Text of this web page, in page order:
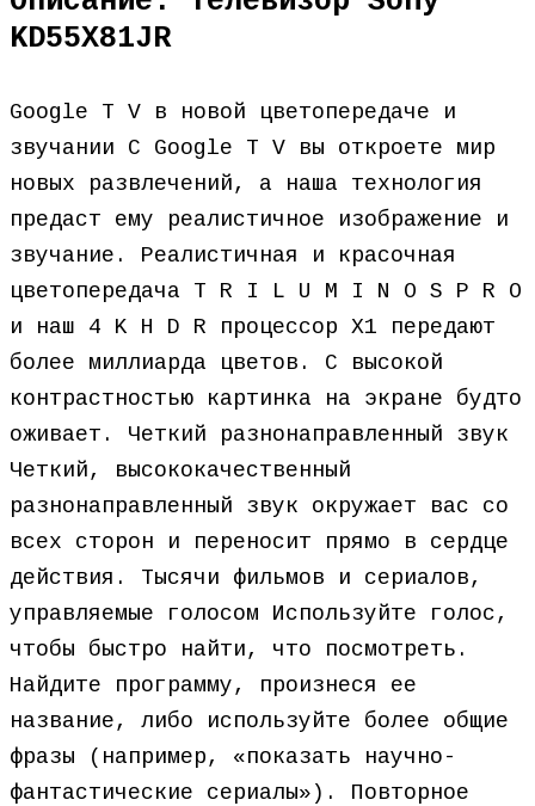
KD55X81JR
Google T V в новой цветопередаче и
звучании С Google T V вы откроете мир
новых развлечений, а наша технология
предаст ему реалистичное изображение и
звучание. Реалистичная и красочная
цветопередача T R I L U M I N O S P R O
и наш 4 K H D R процессор X1 передают
более миллиарда цветов. С высокой
контрастностью картинка на экране будто
оживает. Четкий разнонаправленный звук
Четкий, высококачественный
разнонаправленный звук окружает вас со
всех сторон и переносит прямо в сердце
действия. Тысячи фильмов и сериалов,
управляемые голосом Используйте голос,
чтобы быстро найти, что посмотреть.
Найдите программу, произнеся ее
название, либо используйте более общие
фразы (например, «показать научно-
фантастические сериалы»). Повторное